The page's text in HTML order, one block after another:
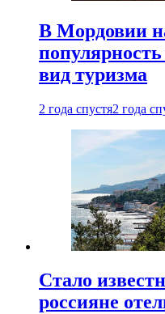
В Мордовии
вид туризма
2 года спустя2 года
Стало
россияне